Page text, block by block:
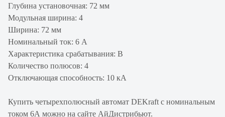
Глубина установочная: 72 мм
Модульная ширина: 4
Ширина: 72 мм
Номинальный ток: 6 А
Характеристика срабатывания: B
Количество полюсов: 4
Отключающая способность: 10 кА
Купить четырехполюсный автомат DEKraft с номинальным
током 6А можно на сайте АйДистрибьют.